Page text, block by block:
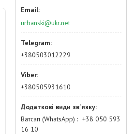
urbanski@ukr.net
+380503012229
+380505931610
Ватсап (WhatsApp)
+38 050 593
16 10